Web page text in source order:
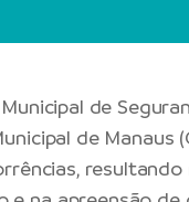
de
de Manaus